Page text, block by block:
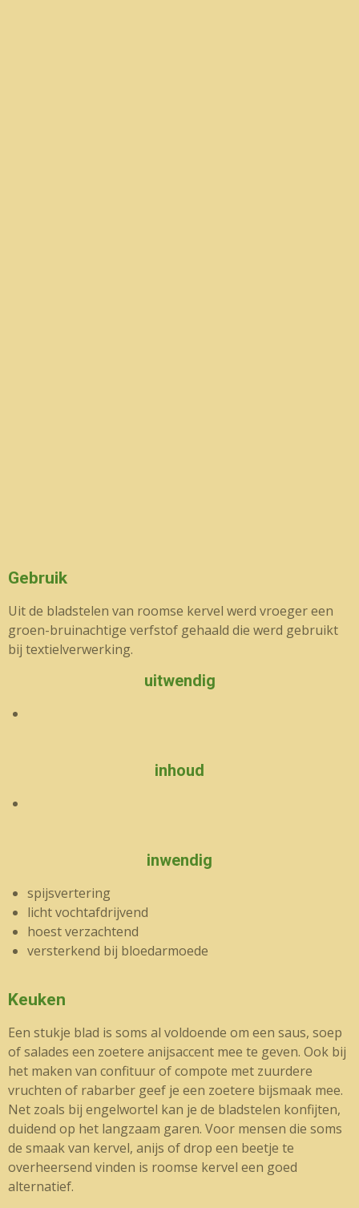
Gebruik
Uit de bladstelen van roomse kervel werd vroeger een
groen-bruinachtige verfstof gehaald die werd gebruikt
bij textielverwerking.
uitwendig
inhoud
inwendig
spijsvertering
licht vochtafdrijvend
hoest verzachtend
versterkend bij bloedarmoede
Keuken
Een stukje blad is soms al voldoende om een saus, soep
of salades een zoetere anijsaccent mee te geven. Ook bij
het maken van confituur of compote met zuurdere
vruchten of rabarber geef je een zoetere bijsmaak mee.
Net zoals bij engelwortel kan je de bladstelen konfijten,
duidend op het langzaam garen. Voor mensen die soms
de smaak van kervel, anijs of drop een beetje te
overheersend vinden is roomse kervel een goed
alternatief.